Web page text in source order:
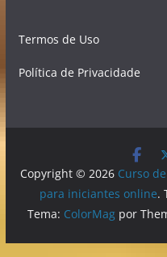
Termos de Uso
Política de Privacidade
Copyright © 2026 Curso
para iniciantes online.
Tema: ColorMagpor